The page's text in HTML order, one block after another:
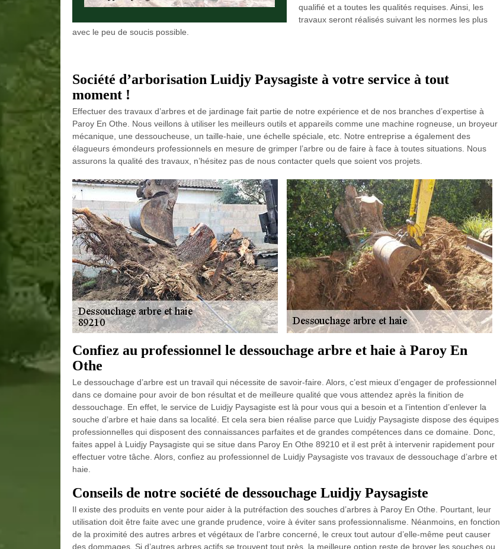
qualifié et a toutes les qualités requises. Ainsi, les
travaux seront réalisés suivant les normes les plus
avec le peu de soucis possible.
Société d’arborisation Luidjy Paysagiste à votre service à tout
moment !
Effectuer des travaux d’arbres et de jardinage fait partie de notre expérience et de nos branches d’expertise à
Paroy En Othe. Nous veillons à utiliser les meilleurs outils et appareils comme une machine rogneuse, un broyeur
mécanique, une dessoucheuse, un taille-haie, une échelle spéciale, etc. Notre entreprise a également des
élagueurs émondeurs professionnels en mesure de grimper l’arbre ou de faire à face à toutes situations. Nous
assurons la qualité des travaux, n’hésitez pas de nous contacter quels que soient vos projets.
Confiez au professionnel le dessouchage arbre et haie à Paroy En
Othe
Le dessouchage d’arbre est un travail qui nécessite de savoir-faire. Alors, c’est mieux d’engager de professionnel
dans ce domaine pour avoir de bon résultat et de meilleure qualité que vous attendez après la finition de
dessouchage. En effet, le service de Luidjy Paysagiste est là pour vous qui a besoin et a l’intention d’enlever la
souche d’arbre et haie dans sa localité. Et cela sera bien réalise parce que Luidjy Paysagiste dispose des équipes
professionnelles qui disposent des connaissances parfaites et de grandes compétences dans ce domaine. Donc,
faites appel à Luidjy Paysagiste qui se situe dans Paroy En Othe 89210 et il est prêt à intervenir rapidement pour
effectuer votre tâche. Alors, confiez au professionnel de Luidjy Paysagiste vos travaux de dessouchage d’arbre et
haie.
Conseils de notre société de dessouchage Luidjy Paysagiste
Il existe des produits en vente pour aider à la putréfaction des souches d’arbres à Paroy En Othe. Pourtant, leur
utilisation doit être faite avec une grande prudence, voire à éviter sans professionnalisme. Néanmoins, en fonction
de la proximité des autres arbres et végétaux de l’arbre concerné, le creux tout autour d’elle-même peut causer
des dommages. Si d’autres arbres actifs se trouvent tout près, la meilleure option reste de broyer les souches ou